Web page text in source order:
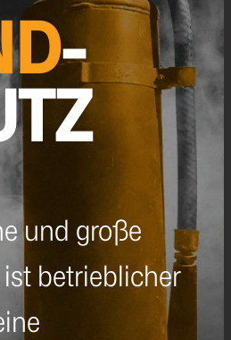
­
und große
betrieblicher